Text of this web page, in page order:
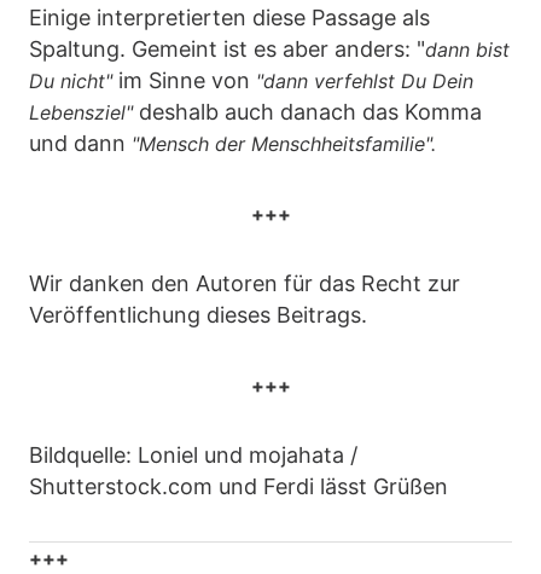
Einige interpretierten diese Passage als
Spaltung. Gemeint ist es aber anders: "dann bist
Du nicht" im Sinne von "dann verfehlst Du Dein
Lebensziel" deshalb auch danach das Komma
und dann "Mensch der Menschheitsfamilie".
+++
Wir danken den Autoren für das Recht zur
Veröffentlichung dieses Beitrags.
+++
Bildquelle: Loniel und mojahata /
Shutterstock.com und Ferdi lässt Grüßen
+++